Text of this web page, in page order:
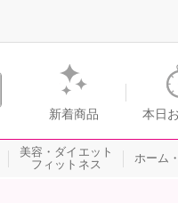
ピングのショップチャンネル
新着商品 本日
美容・ダイエット
フィットネス
ホーム